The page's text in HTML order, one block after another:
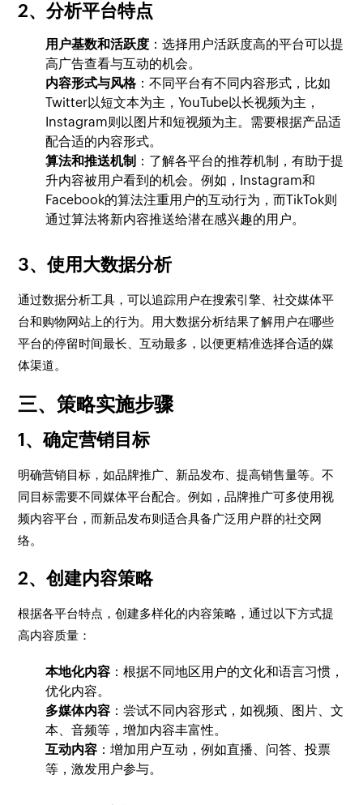
2、分析平台特点
用户基数和活跃度 ：选择用户活跃度高的平台可以提
高广告查看与互动的机会。
内容形式与风格：不同平台有不同内容形式，比如
Twitter以短文本为主，YouTube以长视频为主，
Instagram则以图片和短视频为主。需要根据产品适
配合适的内容形式。
算法和推送机制 ：了解各平台的推荐机制，有助于提
升内容被用户看到的机会。例如，Instagram和
Facebook的算法注重用户的互动行为，而TikTok则
通过算法将新内容推送给潜在感兴趣的用户。
3、使用大数据分析
通过数据分析工具，可以追踪用户在搜索引擎、社交媒体平
台和购物网站上的行为。用大数据分析结果了解用户在哪些
平台的停留时间最长、互动最多，以便更精准选择合适的媒
体渠道。
三、策略实施步骤
1、确定营销目标
明确营销目标，如品牌推广、新品发布、提高销售量等。不
同目标需要不同媒体平台配合。例如，品牌推广可多使用视
频内容平台，而新品发布则适合具备广泛用户群的社交网
络。
2、创建内容策略
根据各平台特点，创建多样化的内容策略，通过以下方式提
高内容质量：
本地化内容 ：根据不同地区用户的文化和语言习惯，
优化内容。
多媒体内容 ：尝试不同内容形式，如视频、图片、文
本、音频等，增加内容丰富性。
互动内容 ：增加用户互动，例如直播、问答、投票
等，激发用户参与。